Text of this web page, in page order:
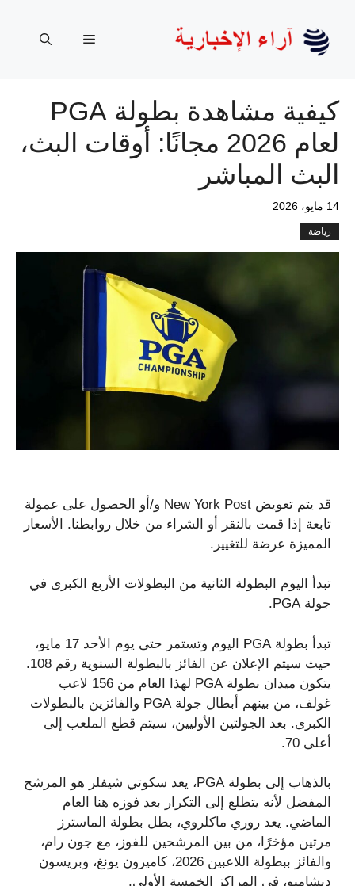
المحتوى
القائمة
كيفية مشاهدة بطولة PGA
لعام 2026 مجانًا: أوقات البث،
البث المباشر
14 مايو، 2026
رياضة
قد يتم تعويض New York Post و/أو الحصول على عمولة
تابعة إذا قمت بالنقر أو الشراء من خلال روابطنا. الأسعار
المميزة عرضة للتغيير.
تبدأ اليوم البطولة الثانية من البطولات الأربع الكبرى في
جولة PGA.
تبدأ بطولة PGA اليوم وتستمر حتى يوم الأحد 17 مايو،
حيث سيتم الإعلان عن الفائز بالبطولة السنوية رقم 108.
يتكون ميدان بطولة PGA لهذا العام من 156 لاعب
غولف، من بينهم أبطال جولة PGA والفائزين بالبطولات
الكبرى. بعد الجولتين الأوليين، سيتم قطع الملعب إلى
أعلى 70.
بالذهاب إلى بطولة PGA، يعد سكوتي شيفلر هو المرشح
المفضل لأنه يتطلع إلى التكرار بعد فوزه هنا العام
الماضي. يعد روري ماكلروي، بطل بطولة الماسترز
مرتين مؤخرًا، من بين المرشحين للفوز، مع جون رام،
والفائز ببطولة اللاعبين 2026، كاميرون يونغ، وبريسون
ديشامبو، في المراكز الخمسة الأولى.